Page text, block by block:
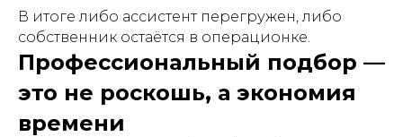
В итоге либо ассистент перегружен, либо
собственник остаётся в операционке.
Профессиональный подбор —
это не роскошь, а экономия
времени